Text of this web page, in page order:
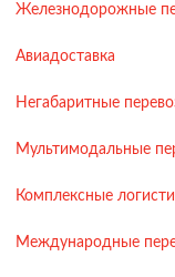
Железнодорожные
Авиадоставка
Негабаритные
Мультимодальные
Комплексные
Международные